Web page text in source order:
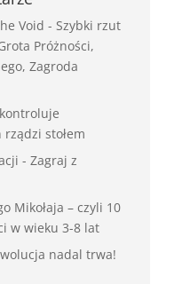
Void - Szybki rzut
Próżności,
Zagroda
stołem
- Zagraj z
Mikołaja – czyli 10
w wieku 3-8 lat
nadal trwa!